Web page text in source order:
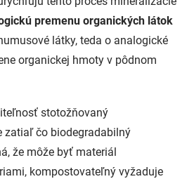
premenu organických látok
látky, teda o analogické
organickej hmoty v pôdnom
stotožňovaný
zatiaľ čo biodegradabilný
že môže byť materiál
kompostovateľný vyžaduje